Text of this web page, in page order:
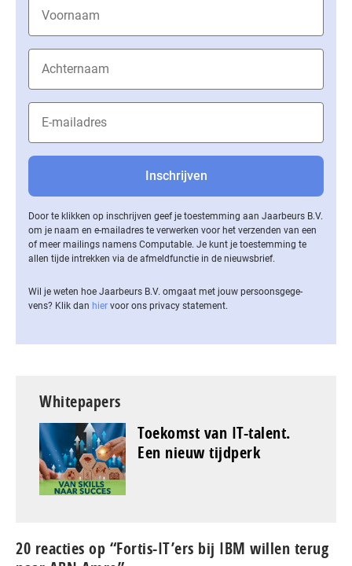
Door te klikken op inschrijven geef je toestemming aan Jaarbeurs B.V.
om je naam en e-mailadres te verwerken voor het verzenden van een
of meer mailings namens Computable. Je kunt je toestemming te
allen tijde intrekken via de af­meld­func­tie in de nieuwsbrief.
Wil je weten hoe Jaarbeurs B.V. omgaat met jouw per­soons­ge­ge­
vens? Klik dan hier voor ons privacy statement.
Whitepapers
Toekomst van IT-talent.
Een nieuw tijdperk
20 reacties op “Fortis-IT’ers bij IBM willen terug